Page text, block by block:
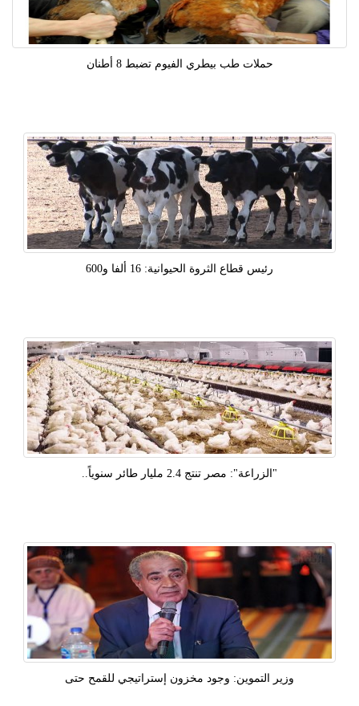
حملات طب بيطري الفيوم تضبط 8 أطنان
رئيس قطاع الثروة الحيوانية: 16 ألفا و600
"الزراعة": مصر تنتج 2.4 مليار طائر سنوياً..
وزير التموين: وجود مخزون إستراتيجي للقمح حتى